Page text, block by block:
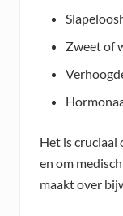
Zweet of
Het is cruciaal
en om
maakt over